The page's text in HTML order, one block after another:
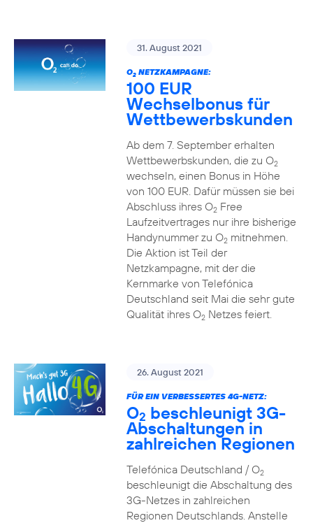
31. August 2021
O2NETZKAMPAGNE:
100 EUR
Wechselbonus für
Wettbewerbskunden
Ab dem 7. September erhalten
Wettbewerbskunden, die zu O2
wechseln, einen Bonus in Höhe
von 100 EUR. Dafür müssen sie bei
Abschluss ihres O2Free
Laufzeitvertrages nur ihre bisherige
Handynummer zu O2mitnehmen.
Die Aktion ist Teil der
Netzkampagne, mit der die
Kernmarke von Telefónica
Deutschland seit Mai die sehr gute
Qualität ihres O2Netzes feiert.
26. August 2021
FÜR EIN VERBESSERTES 4G-NETZ:
O2 beschleunigt 3G-
Abschaltungen in
zahlreichen Regionen
Telefónica Deutschland / O2
beschleunigt die Abschaltung des
3G-Netzes in zahlreichen
Regionen Deutschlands. Anstelle